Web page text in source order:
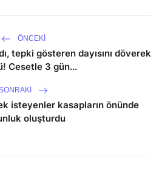
ÖNCEKI
tepki gösteren dayısını döverek
Cesetle 3 gün...
isteyenler kasapların önünde
oluşturdu